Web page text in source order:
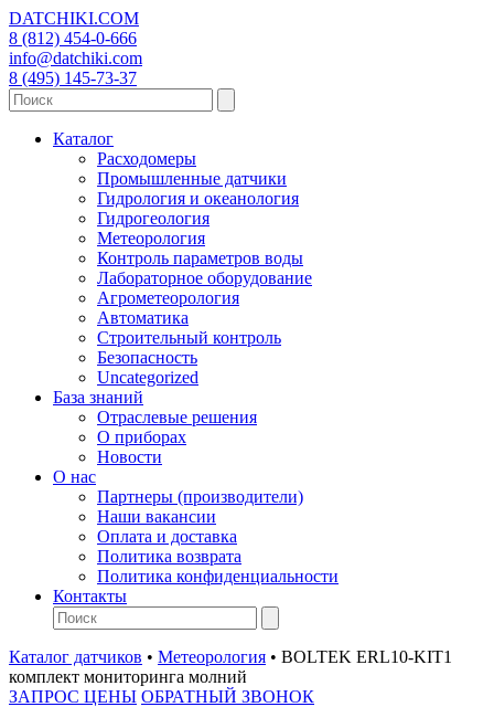
DATCHIKI.COM
8 (812) 454-0-666
info@datchiki.com
8 (495) 145-73-37
Каталог
Расходомеры
Промышленные датчики
Гидрология и океанология
Гидрогеология
Метеорология
Контроль параметров воды
Лабораторное оборудование
Агрометеорология
Автоматика
Строительный контроль
Безопасность
Uncategorized
База знаний
Отраслевые решения
О приборах
Новости
О нас
Партнеры (производители)
Наши вакансии
Оплата и доставка
Политика возврата
Политика конфиденциальности
Контакты
Каталог датчиков • Метеорология • BOLTEK ERL10-KIT1
комплект мониторинга молний
ЗАПРОС ЦЕНЫ ОБРАТНЫЙ ЗВОНОК